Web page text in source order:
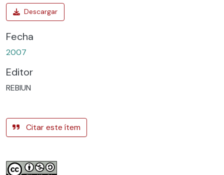
Fecha
2007
Editor
REBIUN
Citar este ítem